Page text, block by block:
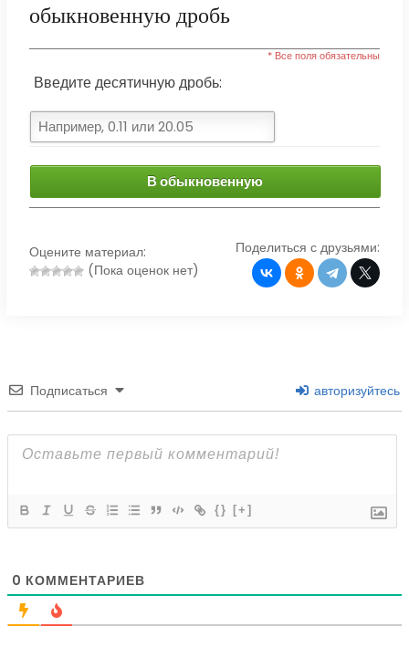
обыкновенную дробь
* Все поля обязательны
Введите десятичную дробь:
В обыкновенную
Оцените материал:
(Пока оценок нет)
Поделиться с друзьями:
Подписаться авторизуйтесь
{} [+]
0 КОММЕНТАРИЕВ